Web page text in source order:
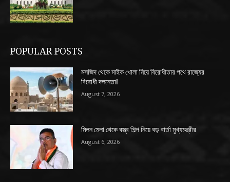
POPULAR POSTS
মসজিদ থেকে মাইক খোলা নিয়ে বিরোধীতার পথে রাজ্যের
বিরোধী দলনেতা!
August 7, 2026
মিলন মেলা থেকে বস্ত্র শিল্প নিয়ে বড় বার্তা মুখ্যমন্ত্রীর
August 6, 2026